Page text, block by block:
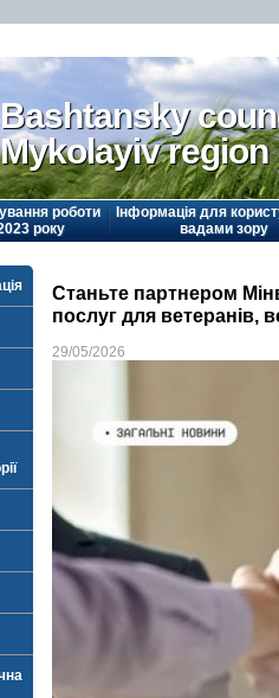
Bashtansky
Mykolayiv region
роботи
року
Інформація для
вадами зору
Станьте партнером
послуг для ветеранів,
29/05/2026